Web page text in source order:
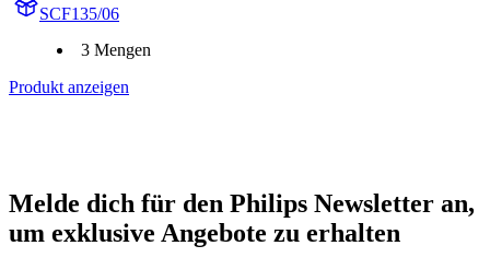
SCF135/06
3 Mengen
Produkt anzeigen
Melde dich für den Philips Newsletter an,
um exklusive Angebote zu erhalten